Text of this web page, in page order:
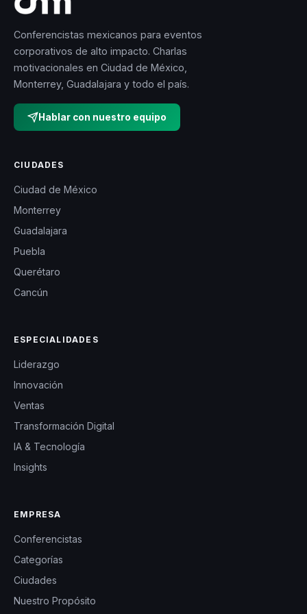
Conferencistas mexicanos para eventos
corporativos de alto impacto. Charlas
motivacionales en Ciudad de México,
Monterrey, Guadalajara y todo el país.
Hablar con nuestro equipo
CIUDADES
Ciudad de México
Monterrey
Guadalajara
Puebla
Querétaro
Cancún
ESPECIALIDADES
Liderazgo
Innovación
Ventas
Transformación Digital
IA & Tecnología
Insights
EMPRESA
Conferencistas
Categorías
Ciudades
Nuestro Propósito